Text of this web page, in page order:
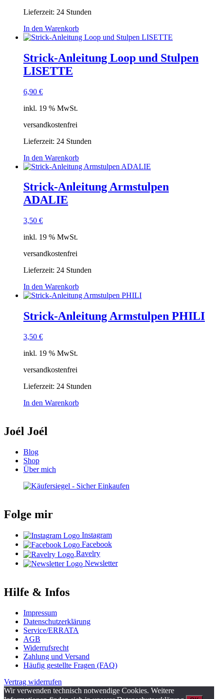
Lieferzeit: 24 Stunden
In den Warenkorb
Strick-Anleitung Loop und Stulpen
LISETTE
6,90 €
inkl. 19 % MwSt.
versandkostenfrei
Lieferzeit: 24 Stunden
In den Warenkorb
Strick-Anleitung Armstulpen
ADALIE
3,50 €
inkl. 19 % MwSt.
versandkostenfrei
Lieferzeit: 24 Stunden
In den Warenkorb
Strick-Anleitung Armstulpen PHILI
3,50 €
inkl. 19 % MwSt.
versandkostenfrei
Lieferzeit: 24 Stunden
In den Warenkorb
Joél Joél
Blog
Shop
Über mich
Folge mir
Instagram
Facebook
Ravelry
Newsletter
Hilfe & Infos
Impressum
Datenschutzerklärung
Service/ERRATA
AGB
Widerrufsrecht
Zahlung und Versand
Häufig gestellte Fragen (FAQ)
Vertrag widerrufen
Wir verwenden technisch notwendige Cookies. Weitere